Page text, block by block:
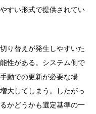
すい形式で提供されてい
り替えが発生しやすいた
性がある。システム側で
動での更新が必要な場
大してしまう。したがっ
かどうかも選定基準の一